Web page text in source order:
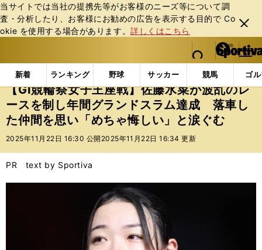
当サイトでは当社の提携先等がお客様のニーズ等について調
査・分析したり、お客様にお勧めの広告を表⽰する⽬的で Co
okie を使⽤する場合があります。詳しくはこちら
閉じ
る
web Sportiva (webスポルティーバ)
検索
マイペ
ー
ジ
メニュ
新着 ランキング 野球 サッカー 競馬 ゴ
b
ス
ポ
ル
テ
ー
バ
インフォメーション その他 【GⅠ競輪祭女子王座戦
【GⅠ競輪祭女子王座戦】佐藤水菜が波乱のレ
ースを制し年間グランドスラム達成 落車し
た仲間を思い「めちゃ悔しい」と涙ぐむ
2025年11月22日 16:30 公開 2025年11月22日 16:34 更新
PR text by Sportiva